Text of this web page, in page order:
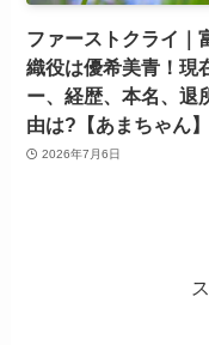
ファーストクライ｜
織役は優希美青！現
ー、経歴、本名、退
由は?【あまちゃん】
2026年7月6日